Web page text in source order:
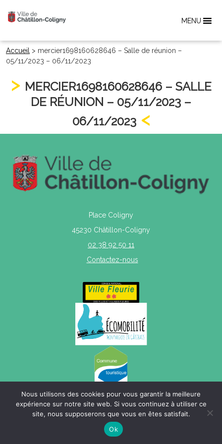
MENU
Accueil > mercier1698160628646 – Salle de réunion –
05/11/2023 – 06/11/2023
MERCIER1698160628646 – SALLE
DE RÉUNION – 05/11/2023 –
06/11/2023
Place Coligny
45230 Châtillon-Coligny
02 38 92 50 11
Contactez-nous
Mentions légales| Politique de confidentialité | Plan du site
Nous utilisons des cookies pour vous garantir la meilleure
expérience sur notre site web. Si vous continuez à utiliser ce
site, nous supposerons que vous en êtes satisfait.
Ok